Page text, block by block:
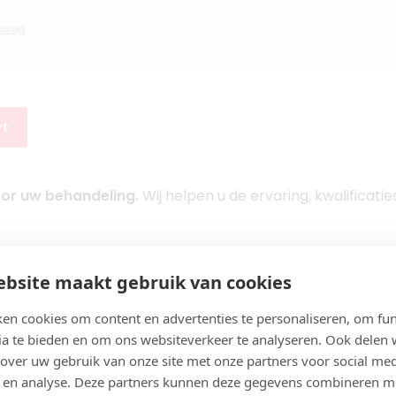
maakt gebruik van cookies
cookies om content en advertenties te personaliseren, om
te bieden en om ons websiteverkeer te analyseren. Ook delen
uw gebruik van onze site met onze partners voor social
analyse. Deze partners kunnen deze gegevens combineren
een afspraak
Amsterdam
uw behandeling. Wij helpen u de ervaring,
Cosmetische artsen in Amsterdam